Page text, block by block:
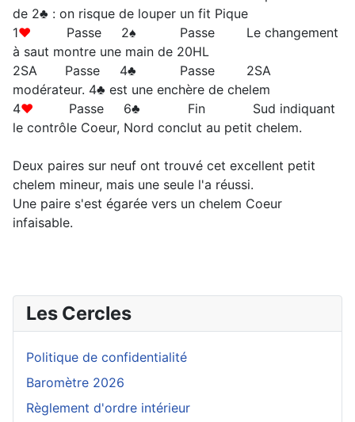
de 2♣ : on risque de louper un fit Pique
1♥ Passe 2♠ Passe Le changement
à saut montre une main de 20HL
2SA Passe 4♣ Passe 2SA
modérateur. 4♣ est une enchère de chelem
4♥ Passe 6♣ Fin Sud indiquant
le contrôle Coeur, Nord conclut au petit chelem.
Deux paires sur neuf ont trouvé cet excellent petit
chelem mineur, mais une seule l'a réussi.
Une paire s'est égarée vers un chelem Coeur
infaisable.
Les Cercles
Politique de confidentialité
Baromètre 2026
Règlement d'ordre intérieur